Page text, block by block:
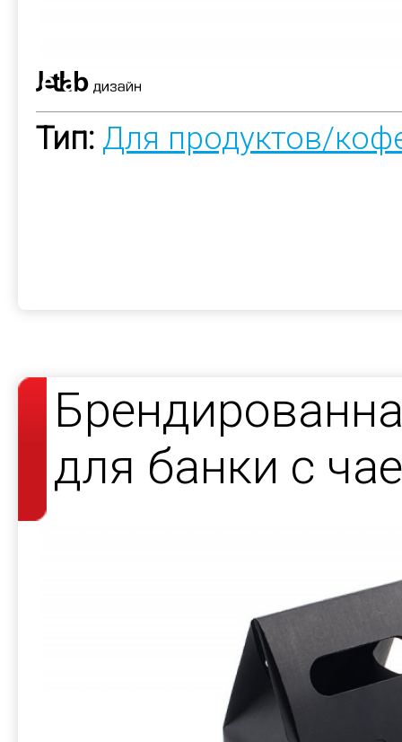
Тип: Для продуктов/
для банки с